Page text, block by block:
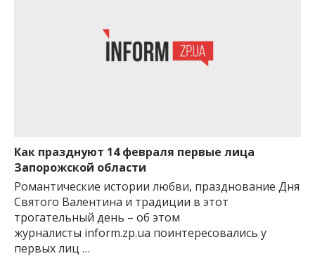
Как празднуют 14 февраля первые лица
Запорожской области
Романтические истории любви, празднование Дня
Святого Валентина и традиции в этот
трогательный день – об этом
журналисты inform.zp.ua поинтересовались у
первых лиц …